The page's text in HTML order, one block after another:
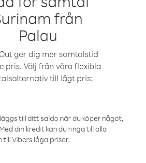
från
Palau
ger dig mer samtalstid
pris. Välj från våra flexibla
till lågt pris:
till ditt saldo när du köper något,
din kredit kan du ringa till alla
till Vibers låga priser.